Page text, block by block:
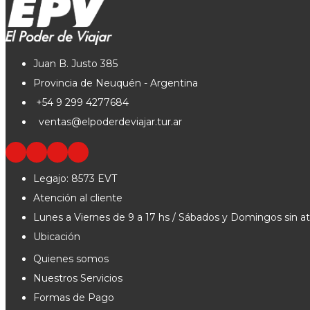
Juan B. Justo 385
Provincia de Neuquén - Argentina
+54 9 299 4277684
ventas@elpoderdeviajar.tur.ar
Legajo: 8573 EVT
Atención al cliente
Lunes a Viernes de 9 a 17 hs / Sábados y Domingos sin
Ubicación
Quienes somos
Nuestros Servicios
Formas de Pago